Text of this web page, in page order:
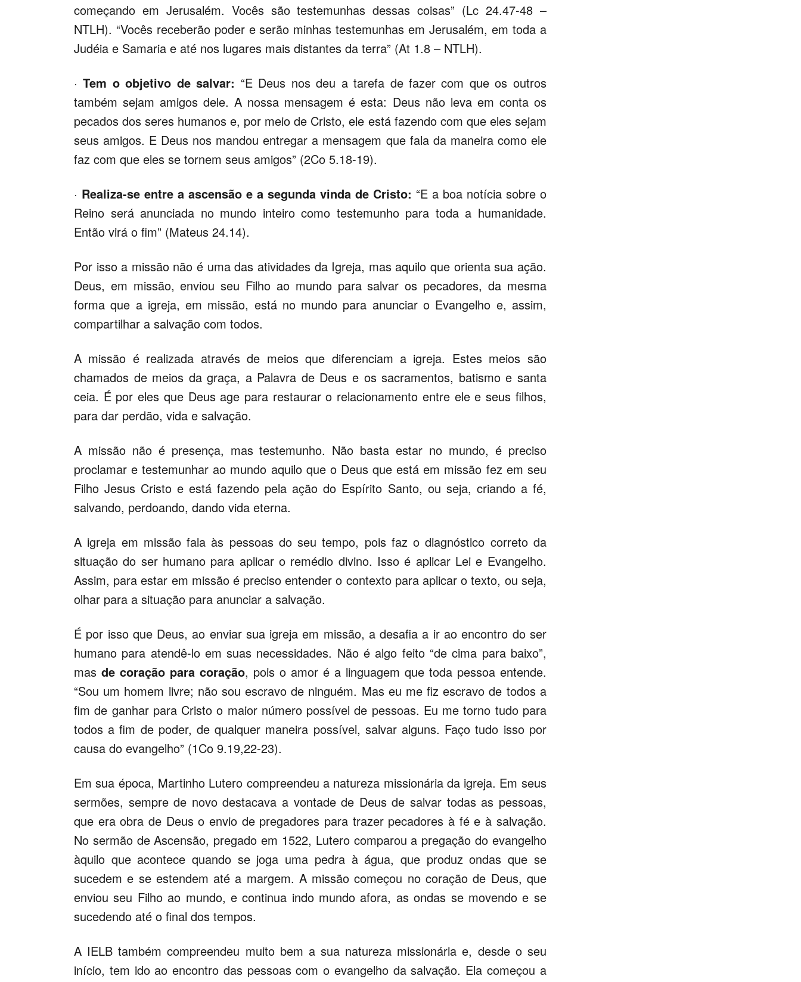
começando em Jerusalém. Vocês são testemunhas dessas coisas” (Lc 24.47-48 –
NTLH). “Vocês receberão poder e serão minhas testemunhas em Jerusalém, em toda a
Judéia e Samaria e até nos lugares mais distantes da terra” (At 1.8 – NTLH).
· Tem o objetivo de salvar: “E Deus nos deu a tarefa de fazer com que os outros
também sejam amigos dele. A nossa mensagem é esta: Deus não leva em conta os
pecados dos seres humanos e, por meio de Cristo, ele está fazendo com que eles sejam
seus amigos. E Deus nos mandou entregar a mensagem que fala da maneira como ele
faz com que eles se tornem seus amigos” (2Co 5.18-19).
· Realiza-se entre a ascensão e a segunda vinda de Cristo: “E a boa notícia sobre o
Reino será anunciada no mundo inteiro como testemunho para toda a humanidade.
Então virá o fim” (Mateus 24.14).
Por isso a missão não é uma das atividades da Igreja, mas aquilo que orienta sua ação.
Deus, em missão, enviou seu Filho ao mundo para salvar os pecadores, da mesma
forma que a igreja, em missão, está no mundo para anunciar o Evangelho e, assim,
compartilhar a salvação com todos.
A missão é realizada através de meios que diferenciam a igreja. Estes meios são
chamados de meios da graça, a Palavra de Deus e os sacramentos, batismo e santa
ceia. É por eles que Deus age para restaurar o relacionamento entre ele e seus filhos,
para dar perdão, vida e salvação.
A missão não é presença, mas testemunho. Não basta estar no mundo, é preciso
proclamar e testemunhar ao mundo aquilo que o Deus que está em missão fez em seu
Filho Jesus Cristo e está fazendo pela ação do Espírito Santo, ou seja, criando a fé,
salvando, perdoando, dando vida eterna.
A igreja em missão fala às pessoas do seu tempo, pois faz o diagnóstico correto da
situação do ser humano para aplicar o remédio divino. Isso é aplicar Lei e Evangelho.
Assim, para estar em missão é preciso entender o contexto para aplicar o texto, ou seja,
olhar para a situação para anunciar a salvação.
É por isso que Deus, ao enviar sua igreja em missão, a desafia a ir ao encontro do ser
humano para atendê-lo em suas necessidades. Não é algo feito “de cima para baixo”,
mas de coração para coração, pois o amor é a linguagem que toda pessoa entende.
“Sou um homem livre; não sou escravo de ninguém. Mas eu me fiz escravo de todos a
fim de ganhar para Cristo o maior número possível de pessoas. Eu me torno tudo para
todos a fim de poder, de qualquer maneira possível, salvar alguns. Faço tudo isso por
causa do evangelho” (1Co 9.19,22-23).
Em sua época, Martinho Lutero compreendeu a natureza missionária da igreja. Em seus
sermões, sempre de novo destacava a vontade de Deus de salvar todas as pessoas,
que era obra de Deus o envio de pregadores para trazer pecadores à fé e à salvação.
No sermão de Ascensão, pregado em 1522, Lutero comparou a pregação do evangelho
àquilo que acontece quando se joga uma pedra à água, que produz ondas que se
sucedem e se estendem até a margem. A missão começou no coração de Deus, que
enviou seu Filho ao mundo, e continua indo mundo afora, as ondas se movendo e se
sucedendo até o final dos tempos.
A IELB também compreendeu muito bem a sua natureza missionária e, desde o seu
início, tem ido ao encontro das pessoas com o evangelho da salvação. Ela começou a